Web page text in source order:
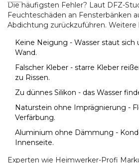
Die häufigsten Fehler? Laut DFZ-
Feuchteschäden an Fensterbänken
Abdichtung zurückzuführen.
Keine Neigung - Wasser staut sich
Wand.
Falscher Kleber - starre Kleber
zu Rissen.
Zu dünnes Silikon - das Wasser
Naturstein ohne Imprägnierung -
Verfärbung.
Aluminium ohne Dämmung -
Innenseite.
Experten wie Heimwerker-Profi